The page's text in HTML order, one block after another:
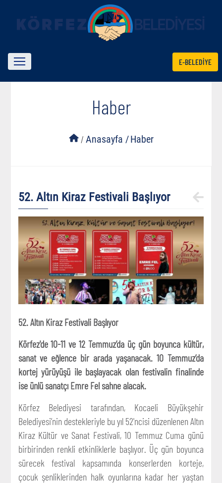
E-BELEDİYE
Haber
/ Anasayfa /Haber
52. Altın Kiraz Festivali Başlıyor
52. Altın Kiraz Festivali Başlıyor
Körfez'de 10-11 ve 12 Temmuz’da üç gün boyunca kültür,
sanat ve eğlence bir arada yaşanacak. 10 Temmuz’da
kortej yürüyüşü ile başlayacak olan festivalin finalinde
ise ünlü sanatçı Emre Fel sahne alacak.
Körfez Belediyesi tarafından, Kocaeli Büyükşehir
Belediyesi’nin destekleriyle bu yıl 52'ncisi düzenlenen Altın
Kiraz Kültür ve Sanat Festivali, 10 Temmuz Cuma günü
birbirinden renkli etkinliklerle başlıyor. Üç gün boyunca
sürecek festival kapsamında konserlerden korteje,
çocuk şenliklerinden halk oyunlarına kadar her yaştan